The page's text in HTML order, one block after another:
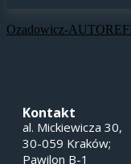
Ozadowicz-
Kontakt
al. Mickiewicza 30,
30-059 Kraków;
Pawilon B-1